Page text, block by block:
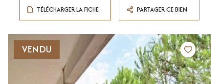
TÉLÉCHARGER LA FICHE PARTAGER CE BIEN
VENDU